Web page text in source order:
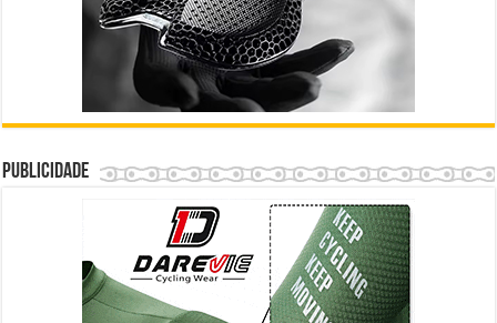
Publicidade